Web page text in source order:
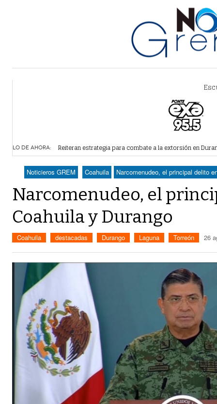
LO DE AHORA:
Reiteran estrategia para combate a la extorsión en
Por falta de agua, vecinos de Villa Zaragoza bloquearon
Plantean fideicomiso federal para operar Agua
Detienen a juez del Tribunal Superior de Justicia de
Noticieros GREM Coahuila Narcomenudeo, el principal delito
Narcomenudeo, el
Coahuila y Durango
Coahuila destacadas Durango Laguna Torreón 26